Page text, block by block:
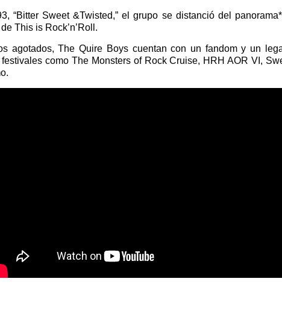
“Bitter Sweet &Twisted,” el grupo se distanció del
This is Rock’n’Roll.
agotados, The Quire Boys cuentan con un fandom y un
como The Monsters of Rock Cruise, HRH AOR VI,